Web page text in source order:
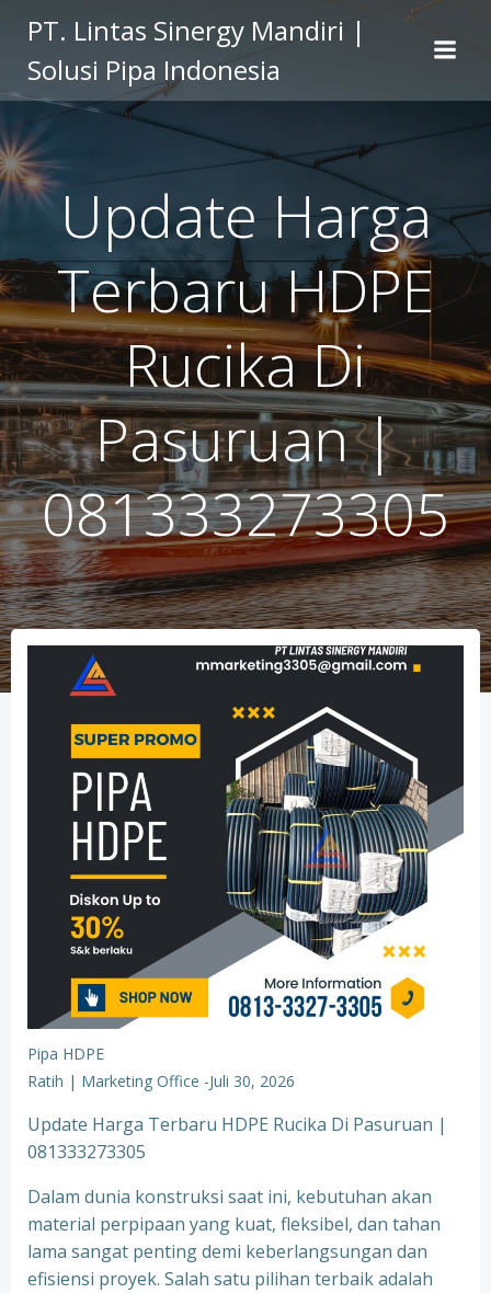
to
content
PT. Lintas Sinergy Mandiri |
Solusi Pipa Indonesia
Update Harga
Terbaru HDPE
Rucika Di
Pasuruan |
081333273305
Pipa HDPE
Ratih | Marketing Office -Juli 30, 2026
Update Harga Terbaru HDPE Rucika Di Pasuruan |
081333273305
Dalam dunia konstruksi saat ini, kebutuhan akan
material perpipaan yang kuat, fleksibel, dan tahan
lama sangat penting demi keberlangsungan dan
efisiensi proyek. Salah satu pilihan terbaik adalah